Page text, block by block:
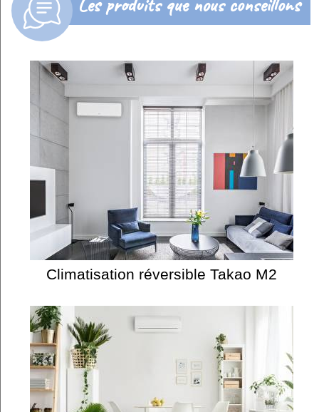
Climatisation réversible Takao M2